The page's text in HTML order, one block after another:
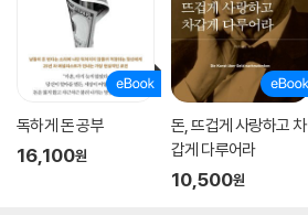
독하게 돈 공부
16,100원
돈, 뜨겁게 사랑하고 차
갑게 다루어라
10,500원